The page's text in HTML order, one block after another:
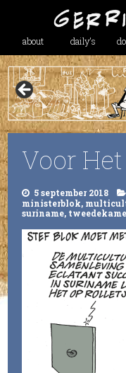
about daily’s
Voor
5 september 2018
ministerblok,
suriname,